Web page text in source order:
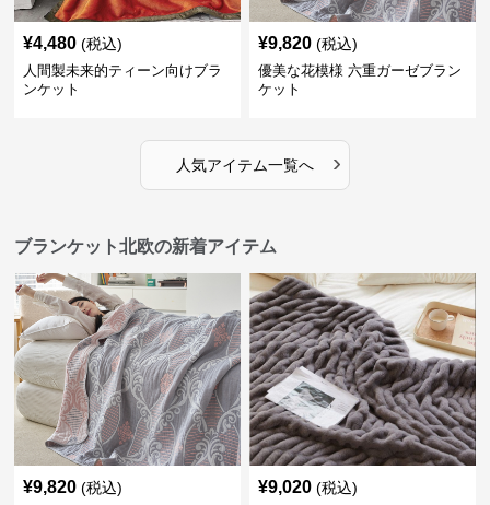
¥4,480 (税込)
人間製未来的ティーン向けブラ
ンケット
¥9,820 (税込)
優美な花模様 六重ガーゼブラン
ケット
人気アイテム一覧へ ›
ブランケット北欧の新着アイテム
¥9,820 (税込) ¥9,020 (税込)